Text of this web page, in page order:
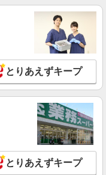
＜日払い有/週払い有/交
む)＞
詳細を見る
☆新たなスキルを身に
＜日払い有/週払い有/交
とりあえずキープ
とりあえずキープ